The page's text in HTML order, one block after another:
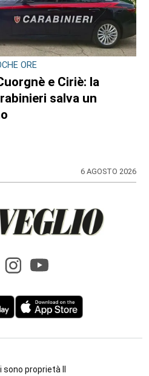
ORE
e Ciriè: la
salva un
6 AGOSTO 2026
proprietà Il